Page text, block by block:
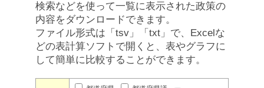
検索などを使って一覧に表示された政策の
内容をダウンロードできます。
ファイル形式は「tsv」「txt」で、Excelな
どの表計算ソフトで開くと、表やグラフに
して簡単に比較することができます。